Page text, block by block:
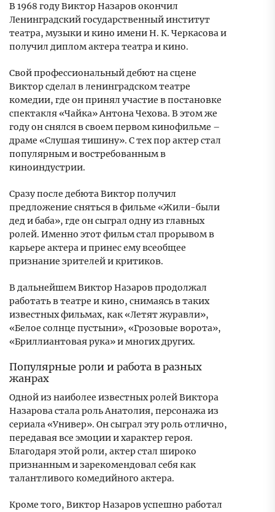
В 1968 году Виктор Назаров окончил
Ленинградский государственный институт
театра, музыки и кино имени Н. К. Черкасова и
получил диплом актера театра и кино.
Свой профессиональный дебют на сцене
Виктор сделал в ленинградском театре
комедии, где он принял участие в постановке
спектакля «Чайка» Антона Чехова. В этом же
году он снялся в своем первом кинофильме –
драме «Слушая тишину». С тех пор актер стал
популярным и востребованным в
киноиндустрии.
Сразу после дебюта Виктор получил
предложение сняться в фильме «Жили-были
дед и баба», где он сыграл одну из главных
ролей. Именно этот фильм стал прорывом в
карьере актера и принес ему всеобщее
признание зрителей и критиков.
В дальнейшем Виктор Назаров продолжал
работать в театре и кино, снимаясь в таких
известных фильмах, как «Летят журавли»,
«Белое солнце пустыни», «Грозовые ворота»,
«Бриллиантовая рука» и многих других.
Популярные роли и работа в разных
жанрах
Одной из наиболее известных ролей Виктора
Назарова стала роль Анатолия, персонажа из
сериала «Универ». Он сыграл эту роль отлично,
передавая все эмоции и характер героя.
Благодаря этой роли, актер стал широко
признанным и зарекомендовал себя как
талантливого комедийного актера.
Кроме того, Виктор Назаров успешно работал